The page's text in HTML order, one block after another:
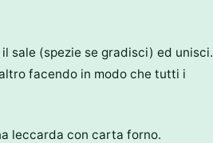
sale (spezie se gradisci) ed unisci.
facendo in modo che tutti i
leccarda con carta forno.